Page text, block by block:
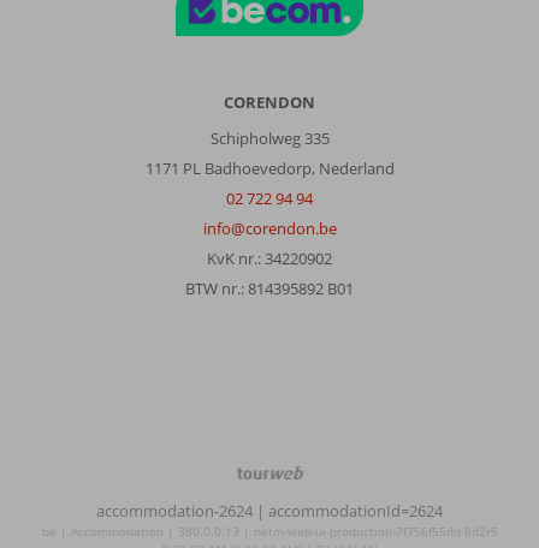
CORENDON
Schipholweg 335
1171 PL Badhoevedorp, Nederland
02 722 94 94
info@corendon.be
KvK nr.: 34220902
BTW nr.: 814395892 B01
TourWeb
NetMatch
accommodation-2624 | accommodationId=2624
be | Accommodation | 380.0.0.13 | netm-web-ui-production-7f756f55dd-8d2r5